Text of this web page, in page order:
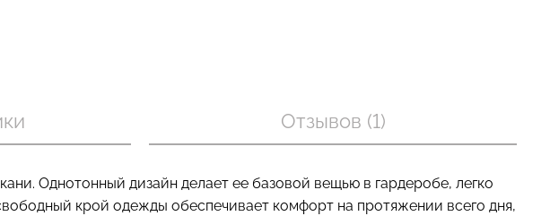
Отзывов (1)
Однотонный дизайн делает ее базовой вещью в гардеробе, легко
крой одежды обеспечивает комфорт на протяжении всего дня,
TRACKS SHAPE black